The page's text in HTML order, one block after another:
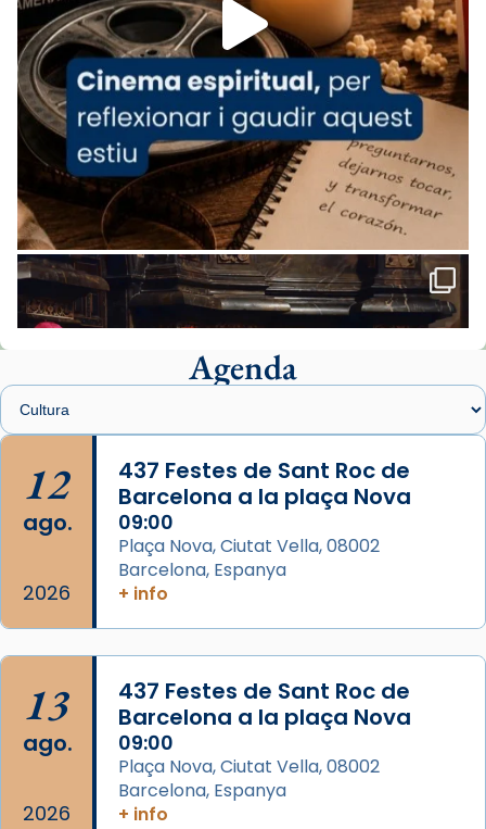
comitè organitzador de la visita apostòlica
del Sant Pare Lleó XIV a Barcelona, i als
col·laboradors, a la Catedral de Barcelona.
L’arquebisbe de Barcelona, el cardenal Joan
Josep Omella, ha presidit la missa i l’ha
concelebrat el bisbe auxiliar de Barcelona,
Mons. David Abadías.
📸 Dr. G. Simón
Foto
View on Facebook Share
Arquebisbat de Barcelona
1 week ago
Memòria de les santes Juliana i
Semproniana, verges i màrtirs.
Acompanyant la història de sant Cugat, a
partir de l’Edat Mitjana sorgeix la tradició
que les santes Juliana (“relatiu a Júlia”) i
Semproniana (“relatiu a Semprònia =
eterna”) són deixebles seves. I l’any 1667, el
frare Joan Gaspar Roig, afirma en una obra
que les santes són filles de l’antiga Iluro.
Mataró en reivindicarà les relíq
... Ver más
Foto
View on Facebook Share
Agenda
12
ago.
2026
437 Festes de Sant Roc de
Barcelona a la plaça Nova
09:00
Plaça Nova, Ciutat Vella, 08002
Barcelona, Espanya
+ info
13
ago.
2026
437 Festes de Sant Roc de
Barcelona a la plaça Nova
09:00
Plaça Nova, Ciutat Vella, 08002
Barcelona, Espanya
+ info